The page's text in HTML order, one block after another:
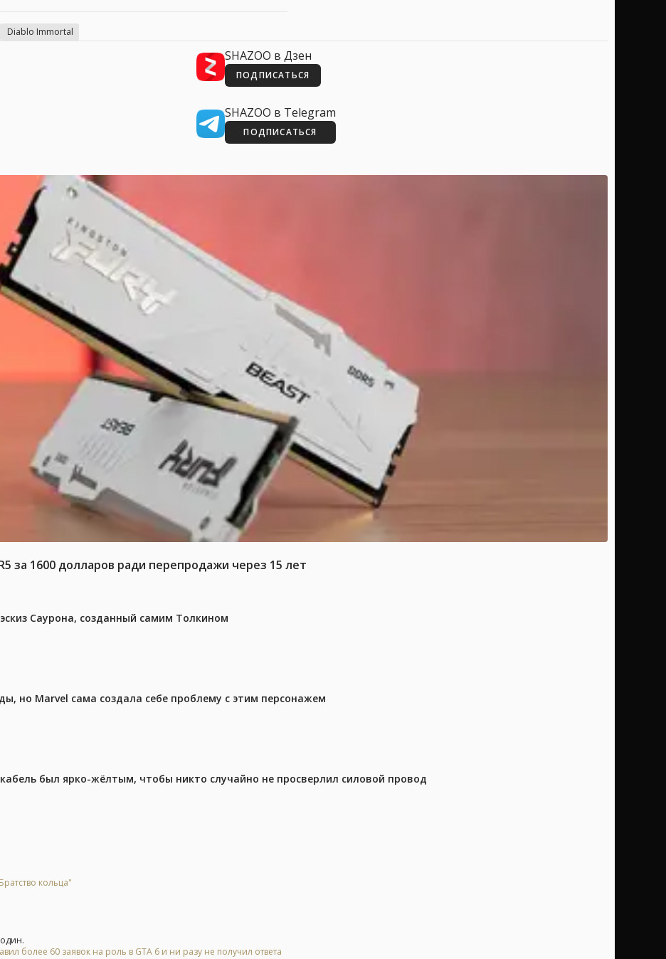
Diablo Immortal
SHAZOO в Дзен
ПОДПИСАТЬСЯ
SHAZOO в Telegram
ПОДПИСАТЬСЯ
за 1600 долларов ради перепродажи через 15 лет
Саурона, созданный самим Толкином
но Marvel сама создала себе проблему с этим персонажем
был ярко-жёлтым, чтобы никто случайно не просверлил силовой провод
кольца"
более 60 заявок на роль в GTA 6 и ни разу не получил ответа